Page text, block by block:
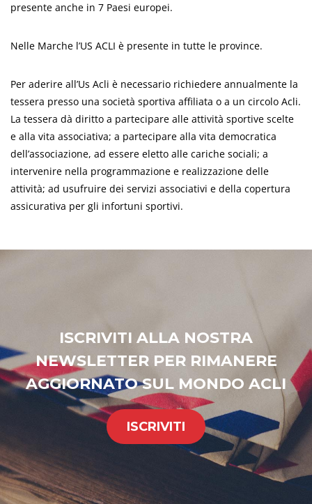
presente anche in 7 Paesi europei.
Nelle Marche l’US ACLI è presente in tutte le province.
Per aderire all’Us Acli è necessario richiedere annualmente la
tessera presso una società sportiva affiliata o a un circolo Acli.
La tessera dà diritto a partecipare alle attività sportive scelte
e alla vita associativa; a partecipare alla vita democratica
dell’associazione, ad essere eletto alle cariche sociali; a
intervenire nella programmazione e realizzazione delle
attività; ad usufruire dei servizi associativi e della copertura
assicurativa per gli infortuni sportivi.
ISCRIVITI ALLA NOSTRA
NEWSLETTER PER RIMANERE
AGGIORNATO SUL MONDO ACLI
ISCRIVITI